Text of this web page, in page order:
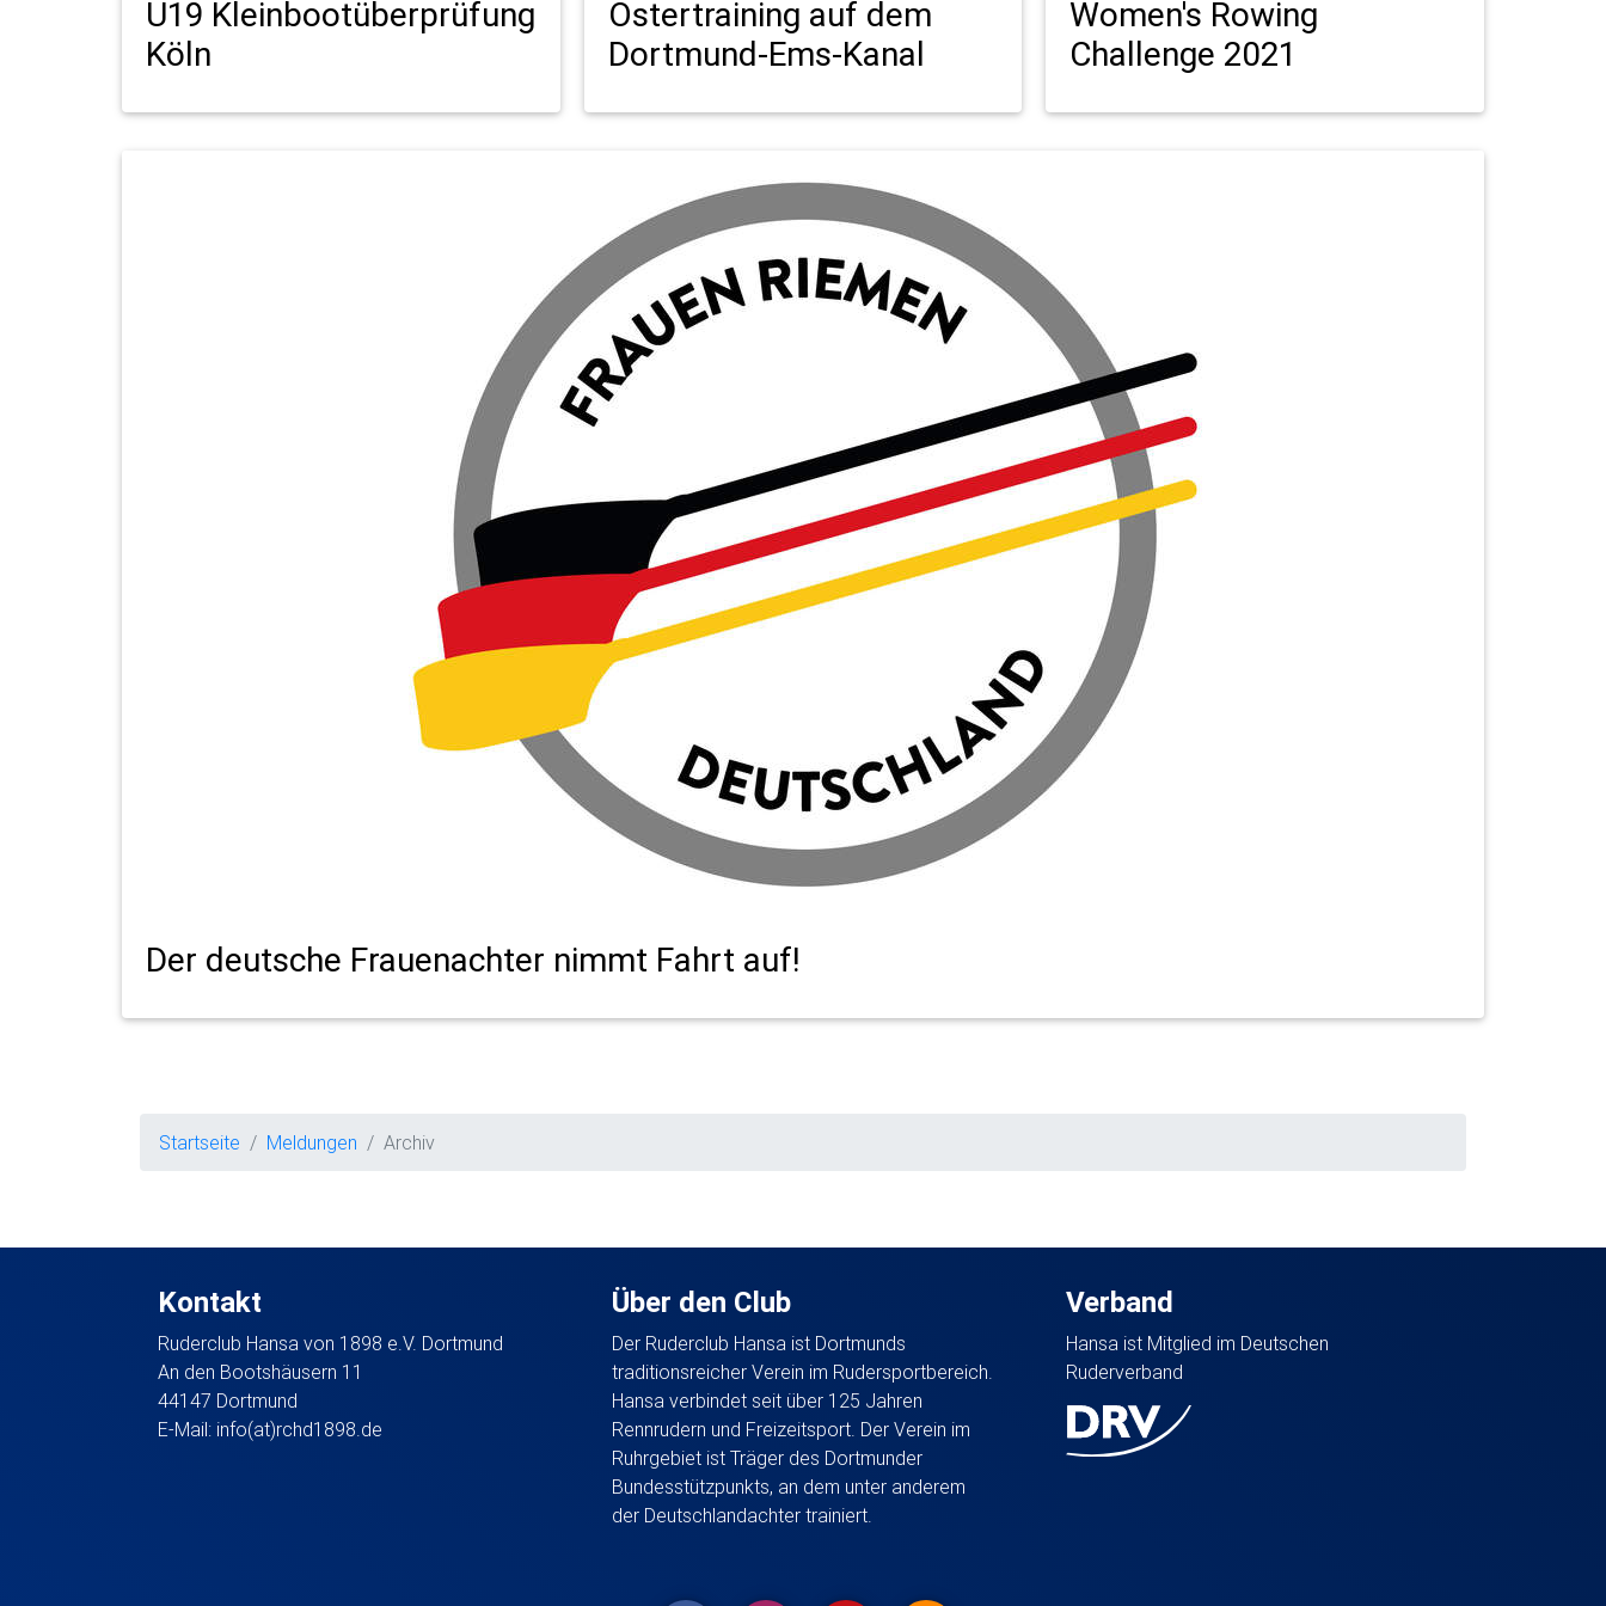
U19 Kleinbootüberprüfung
Köln
Ostertraining auf dem
Dortmund-Ems-Kanal
Women's Rowing
Challenge 2021
Der deutsche Frauenachter nimmt Fahrt auf!
Startseite Meldungen Archiv
Kontakt
Ruderclub Hansa von 1898 e.V. Dortmund
An den Bootshäusern 11
44147 Dortmund
E-Mail: info(at)rchd1898.de
Über den Club
Der Ruderclub Hansa ist Dortmunds
traditionsreicher Verein im Rudersportbereich.
Hansa verbindet seit über 125 Jahren
Rennrudern und Freizeitsport. Der Verein im
Ruhrgebiet ist Träger des Dortmunder
Bundesstützpunkts, an dem unter anderem
der Deutschlandachter trainiert.
Verband
Hansa ist Mitglied im Deutschen
Ruderverband